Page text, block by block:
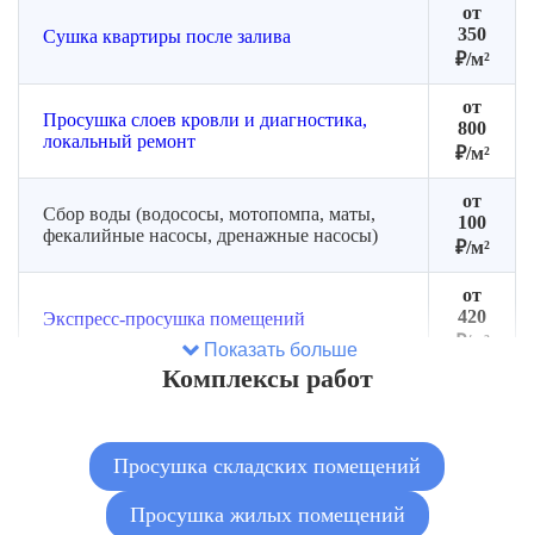
Сушка квартиры после залива
от
350
₽/м²
Просушка слоев кровли и диагностика,
локальный ремонт
от
800
₽/м²
Сбор воды (водососы, мотопомпа, маты,
фекалийные насосы, дренажные насосы)
от
100
₽/м²
Экспресс-просушка помещений
от
420
₽/м²
Осушение стен и полов
Показать больше
Комплексы работ
Просушка складских помещений
Просушка жилых помещений